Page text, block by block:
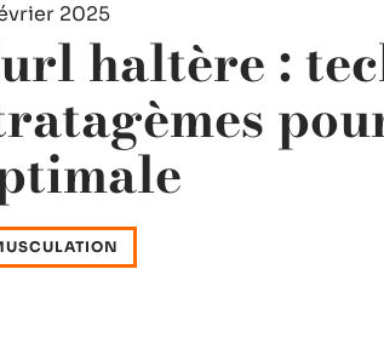
2025
haltère :